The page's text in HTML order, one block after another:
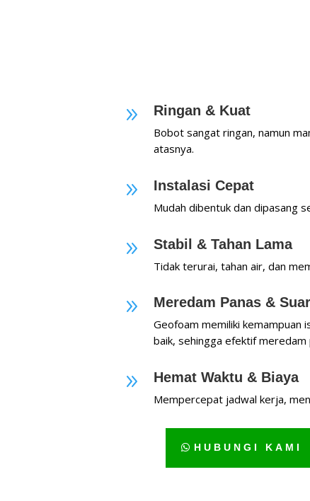
9 Ringan & Kuat
Bobot sangat ringan, namun
atasnya.
9 Instalasi Cepat
Mudah dibentuk dan dipasang
9 Stabil & Tahan Lama
Tidak terurai, tahan air, dan
9 Meredam Panas &
Geofoam memiliki kemampuan
baik, sehingga efektif meredam
9 Hemat Waktu & Biaya
Mempercepat jadwal kerja,
HUBUNGI KAMI